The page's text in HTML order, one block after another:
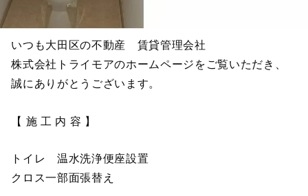
いつも大田区の不動産 賃貸管理会社
株式会社トライモアのホームページをご覧いただき、
誠にありがとうございます。
【 施 工 内 容 】
トイレ 温水洗浄便座設置
クロス一部面張替え